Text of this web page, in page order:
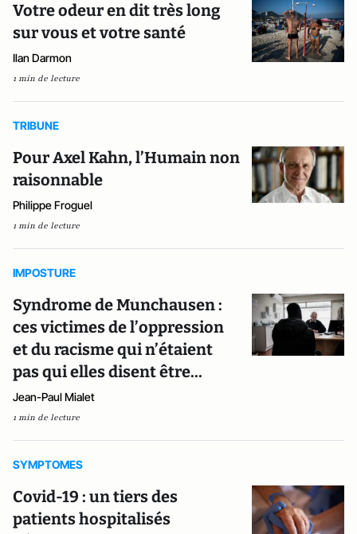
Votre odeur en dit très long
sur vous et votre santé
Ilan Darmon
1 min de lecture
TRIBUNE
Pour Axel Kahn, l’Humain non
raisonnable
Philippe Froguel
1 min de lecture
IMPOSTURE
Syndrome de Munchausen :
ces victimes de l’oppression
et du racisme qui n’étaient
pas qui elles disent être...
Jean-Paul Mialet
1 min de lecture
SYMPTOMES
Covid-19 : un tiers des
patients hospitalisés